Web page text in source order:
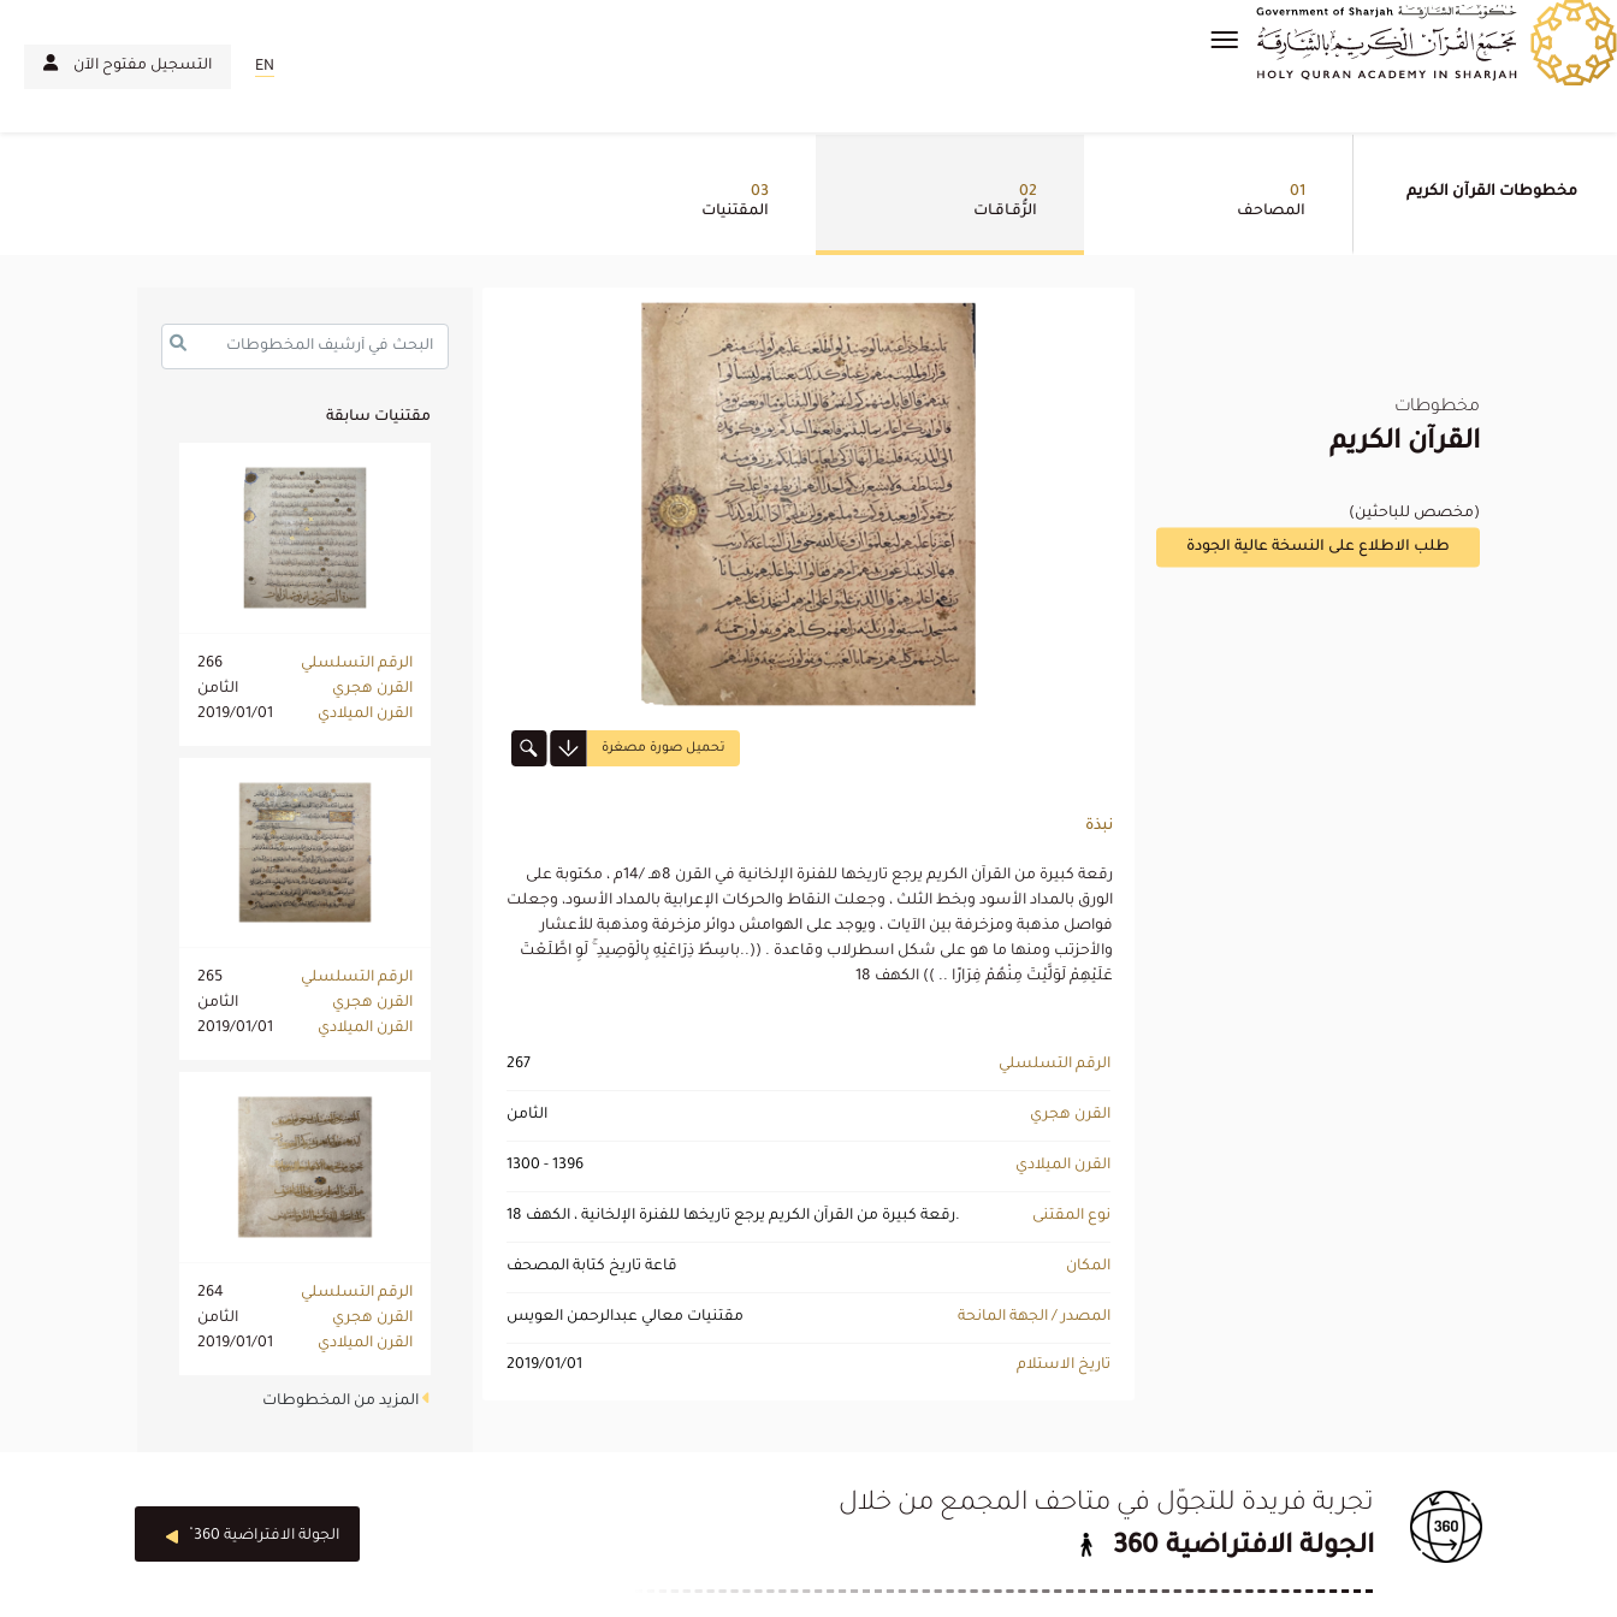
التسجيل مفتوح الآن EN
مخطوطات القرآن الكريم
01
المصاحف
02
الرُّقـاقـات
03
المقتنيات
مخطوطات
القرآن الكريم
(مخصص للباحثين)
طلب الاطلاع على النسخة عالية الجودة
تحميل صورة مصغرة
نبذة
رقعة كبيرة من القرآن الكريم يرجع تاريخها للفنرة الإلخانية في القرن 8هـ /14م ، مكتوبة على
الورق بالمداد الأسود وبخط الثلث ، وجعلت النقاط والحركات الإعرابية بالمداد الأسود، وجعلت
فواصل مذهبة ومزخرفة بين الآيات ، ويوجد على الهوامش دوائر مزخرفة ومذهبة للأعشار
والأحزتب ومنها ما هو على شكل اسطرلاب وقاعدة . ((..باسِطٌ ذِرَاعَيْهِ بِالْوَصِيدِ ۚ لَوِ اطَّلَعْتَ
عَلَيْهِمْ لَوَلَّيْتَ مِنْهُمْ فِرَارًا .. )) الكهف 18
267 الرقم التسلسلي
الثامن القرن هجري
1300 - 1396 القرن الميلادي
رقعة كبيرة من القرآن الكريم يرجع تاريخها للفنرة الإلخانية ، الكهف 18. نوع المقتنى
قاعة تاريخ كتابة المصحف المكان
مقتنيات معالي عبدالرحمن العويس المصدر / الجهة المانحة
2019/01/01 تاريخ الاستلام
مقتنيات سابقة
266
الرقم التسلسلي
الثامن
القرن هجري
2019/01/01
القرن الميلادي
265
الرقم التسلسلي
الثامن
القرن هجري
2019/01/01
القرن الميلادي
264
الرقم التسلسلي
الثامن
القرن هجري
2019/01/01
القرن الميلادي
المزيد من المخطوطات
تجربة فريدة للتجوّل في متاحف المجمع من خلال
الجولة الافتراضية 360
الجولة الافتراضية 360 ْ